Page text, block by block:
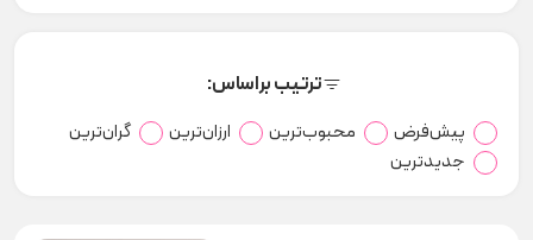
ترتیب براساس:
پیش‌فرض محبوب‌ترین ارزان‌ترین
گران‌ترین
جدیدترین